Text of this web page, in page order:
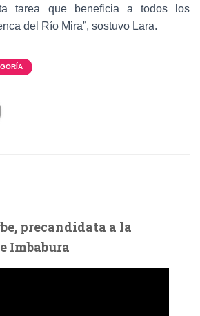
tarea que beneficia a todos los
del Río Mira”, sostuvo Lara.
precandidata a la
Imbabura